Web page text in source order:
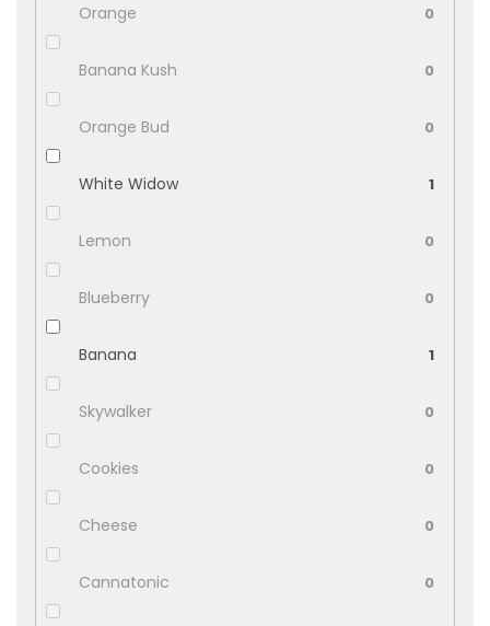
Orange 0
Banana Kush 0
Orange Bud 0
White Widow 1
Lemon 0
Blueberry 0
Banana 1
Skywalker 0
Cookies 0
Cheese 0
Cannatonic 0